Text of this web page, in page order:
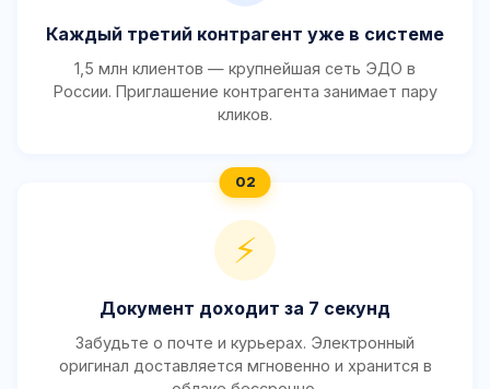
Каждый третий контрагент уже в системе
1,5 млн клиентов — крупнейшая сеть ЭДО в
России. Приглашение контрагента занимает пару
кликов.
⚡
Документ доходит за 7 секунд
Забудьте о почте и курьерах. Электронный
оригинал доставляется мгновенно и хранится в